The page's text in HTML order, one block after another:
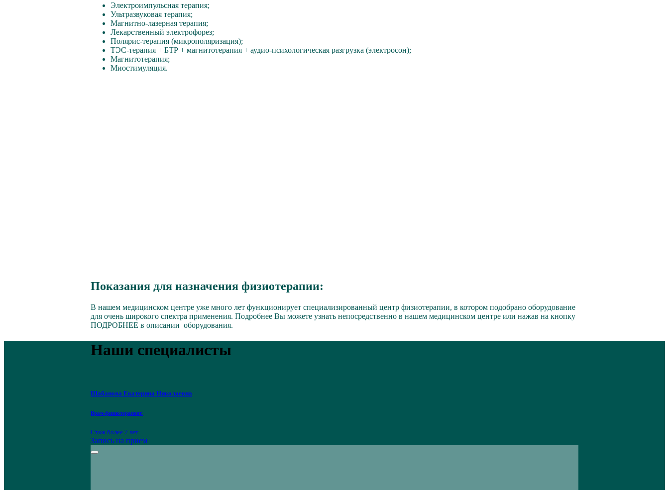
Электроимпульсная терапия;
Ультразвуковая терапия;
Магнитно-лазерная терапия;
Лекарственный электрофорез;
Полярис-терапия (микрополяризация);
ТЭС-терапия + БТР + магнитотерапия + аудио-психологическая разгрузка (электросон);
Магнитотерапия;
Миостимуляция.
Показания для назначения физиотерапии:
В нашем медицинском центре уже много лет функционирует специализированный центр физиотерапии, в котором подобрано оборудование
для очень широкого спектра применения. Подробнее Вы можете узнать непосредственно в нашем медицинском центре или нажав на кнопку
ПОДРОБНЕЕ в описании оборудования.
Наши специалисты
Шабанова Екатерина Николаевна
Врач-физиотерапевт.
Стаж более 7 лет
Запись на прием